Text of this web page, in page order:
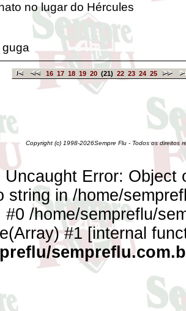
no lugar do Hércules
16 17 18 19 20 (21) 22 23 24 25
Copyright (c) 1998-2026Sempre Flu - Todos os direitos
Uncaught Error: Object
string in /home/
#0 /home/sempreflu/
#1 [internal